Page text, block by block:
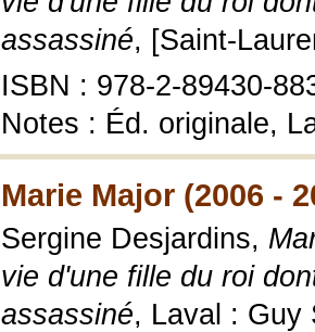
assassiné, [Saint-
ISBN : 978-2-89430-
Notes : Éd. originale,
Marie Major (2006 -
Sergine Desjardins,
vie d'une fille du roi
assassiné, Laval : Guy